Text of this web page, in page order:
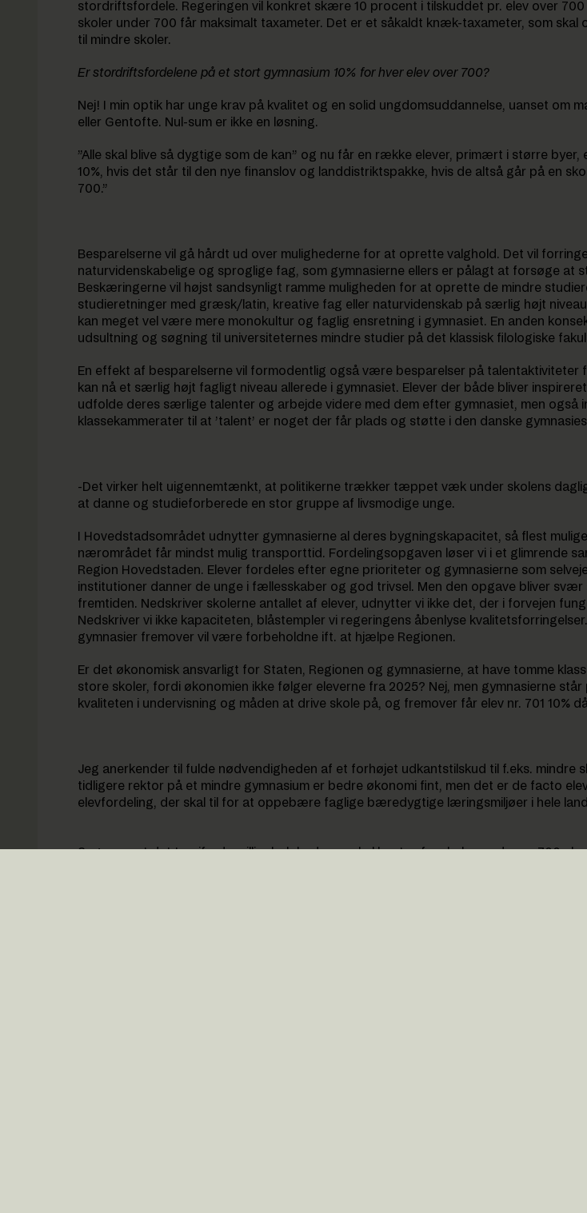
stordriftsfordele. Regeringen vil konkret skære 10 procent i tilskuddet pr. elev over 700
skoler under 700 får maksimalt taxameter. Det er et såkaldt knæk-taxameter, som skal
til mindre skoler.
Er stordriftsfordelene på et stort gymnasium 10% for hver elev over 700?
Nej! I min optik har unge krav på kvalitet og en solid ungdomsuddannelse, uanset om
eller Gentofte. Nul-sum er ikke en løsning.
”Alle skal blive så dygtige som de kan” og nu får en række elever, primært i større byer,
10%, hvis det står til den nye finanslov og landdistriktspakke, hvis de altså går på en
700.”
Besparelserne vil gå hårdt ud over mulighederne for at oprette valghold. Det vil
naturvidenskabelige og sproglige fag, som gymnasierne ellers er pålagt at forsøge at
Beskæringerne vil højst sandsynligt ramme muligheden for at oprette de mindre
studieretninger med græsk/latin, kreative fag eller naturvidenskab på særlig højt
kan meget vel være mere monokultur og faglig ensretning i gymnasiet. En anden
udsultning og søgning til universiteternes mindre studier på det klassisk filologiske
En effekt af besparelserne vil formodentlig også være besparelser på talentaktiviteter
kan nå et særlig højt fagligt niveau allerede i gymnasiet. Elever der både bliver
udfolde deres særlige talenter og arbejde videre med dem efter gymnasiet, men også
klassekammerater til at ’talent’ er noget der får plads og støtte i den danske
-Det virker helt uigennemtænkt, at politikerne trækker tæppet væk under skolens
at danne og studieforberede en stor gruppe af livsmodige unge.
I Hovedstadsområdet udnytter gymnasierne al deres bygningskapacitet, så flest
nærområdet får mindst mulig transporttid. Fordelingsopgaven løser vi i et glimrende
Region Hovedstaden. Elever fordeles efter egne prioriteter og gymnasierne som
institutioner danner de unge i fællesskaber og god trivsel. Men den opgave bliver svær
fremtiden. Nedskriver skolerne antallet af elever, udnytter vi ikke det, der i forvejen
Nedskriver vi ikke kapaciteten, blåstempler vi regeringens åbenlyse
gymnasier fremover vil være forbeholdne ift. at hjælpe Regionen.
Er det økonomisk ansvarligt for Staten, Regionen og gymnasierne, at have tomme
store skoler, fordi økonomien ikke følger eleverne fra 2025? Nej, men gymnasierne står
kvaliteten i undervisning og måden at drive skole på, og fremover får elev nr. 701 10%
Jeg anerkender til fulde nødvendigheden af et forhøjet udkantstilskud til f.eks. mindre
tidligere rektor på et mindre gymnasium er bedre økonomi fint, men det er de facto
elevfordeling, der skal til for at oppebære faglige bæredygtige læringsmiljøer i hele
Sagen er, at det trecifrede millionbeløb, der nu skal høstes fra skoler med over 700